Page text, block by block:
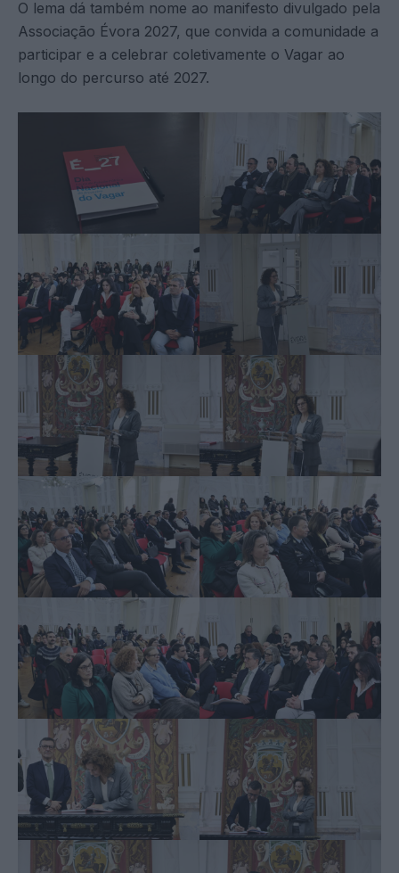
O lema dá também nome ao manifesto divulgado pela
Associação Évora 2027, que convida a comunidade a
participar e a celebrar coletivamente o Vagar ao
longo do percurso até 2027.